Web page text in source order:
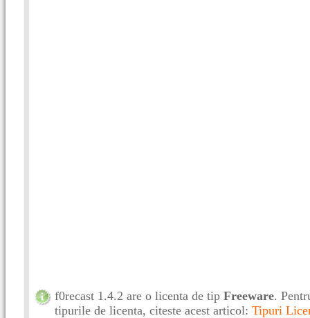
f0recast 1.4.2 are o licenta de tip Freeware.
tipurile de licenta, citeste acest articol: Tipuri